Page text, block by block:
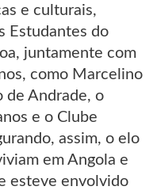
e culturais,
Estudantes do
juntamente com
como Marcelino
de Andrade, o
e o Clube
assim, o elo
em Angola e
esteve envolvido